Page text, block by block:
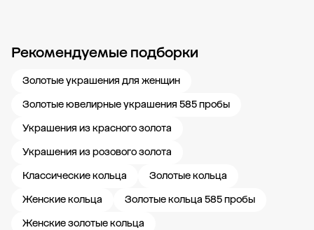
Рекомендуемые подборки
Золотые украшения для женщин
Золотые ювелирные украшения 585 пробы
Украшения из красного золота
Украшения из розового золота
Классические кольца
Золотые кольца
Женские кольца
Золотые кольца 585 пробы
Женские золотые кольца
Новости компании Журнал ЗОЛОТОЙ Блог